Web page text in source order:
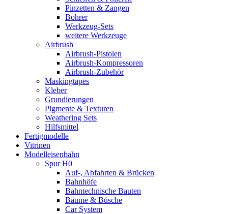
Pinzetten & Zangen
Bohrer
Werkzeug-Sets
weitere Werkzeuge
Airbrush
Airbrush-Pistolen
Airbrush-Kompressoren
Airbrush-Zubehör
Maskingtapes
Kleber
Grundierungen
Pigmente & Texturen
Weathering Sets
Hilfsmittel
Fertigmodelle
Vitrinen
Modelleisenbahn
Spur H0
Auf-, Abfahrten & Brücken
Bahnhöfe
Bahntechnische Bauten
Bäume & Büsche
Car System